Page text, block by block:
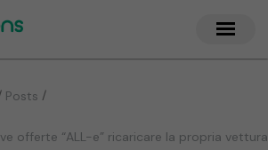
Posts /
offerte “ALL-e” ricaricare la propria